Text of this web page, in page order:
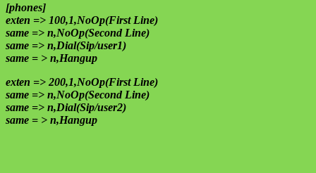
[phones]
exten => 100,1,NoOp(First Line)
same => n,NoOp(Second Line)
same => n,Dial(Sip/user1)
same = > n,Hangup
exten => 200,1,NoOp(First Line)
same => n,NoOp(Second Line)
same => n,Dial(Sip/user2)
same = > n,Hangup